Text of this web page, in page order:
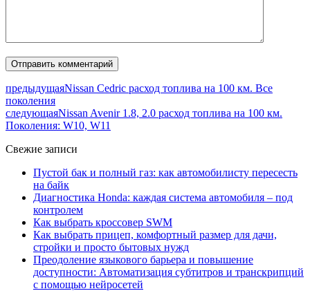
предыдущаяNissan Cedric расход топлива на 100 км. Все
поколения
следующаяNissan Avenir 1.8, 2.0 расход топлива на 100 км.
Поколения: W10, W11
Свежие записи
Пустой бак и полный газ: как автомобилисту пересесть
на байк
Диагностика Honda: каждая система автомобиля – под
контролем
Как выбрать кроссовер SWM
Как выбрать прицеп, комфортный размер для дачи,
стройки и просто бытовых нужд
Преодоление языкового барьера и повышение
доступности: Автоматизация субтитров и транскрипций
с помощью нейросетей